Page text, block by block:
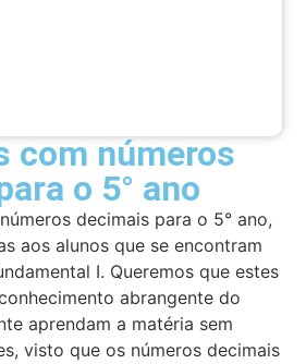
com números
o 5° ano
decimais para o 5° ano,
aos alunos que se encontram
I. Queremos que estes
abrangente do
aprendam a matéria sem
visto que os números decimais